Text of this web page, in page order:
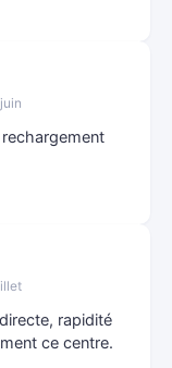
rapidité
ce centre.